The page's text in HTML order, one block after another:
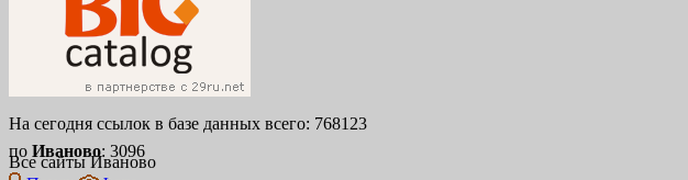
На сегодня ссылок в базе данных всего: 768123
по Иваново: 3096
Все сайты Иваново